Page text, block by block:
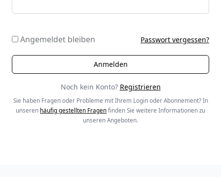
Angemeldet bleiben Passwort vergessen?
Noch kein Konto? Registrieren
Sie haben Fragen oder Probleme mit Ihrem Login oder Abonnement? In
unseren häufig gestellten Fragen finden Sie weitere Informationen zu
unseren Angeboten.